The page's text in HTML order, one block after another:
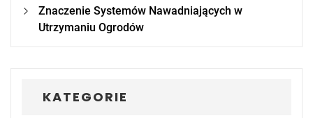
Znaczenie Systemów Nawadniających w
Utrzymaniu Ogrodów
KATEGORIE